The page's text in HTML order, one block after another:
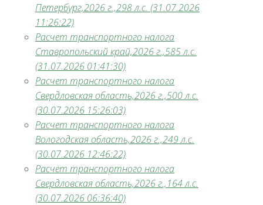
Петербург,2026 г.,298 л.с. (31.07.2026
11:26:22)
Расчет транспортного налога
Ставропольский край,2026 г.,585 л.с.
(31.07.2026 01:41:30)
Расчет транспортного налога
Свердловская область,2026 г.,500 л.с.
(30.07.2026 15:26:03)
Расчет транспортного налога
Вологодская область,2026 г.,249 л.с.
(30.07.2026 12:46:22)
Расчет транспортного налога
Свердловская область,2026 г.,164 л.с.
(30.07.2026 06:36:40)